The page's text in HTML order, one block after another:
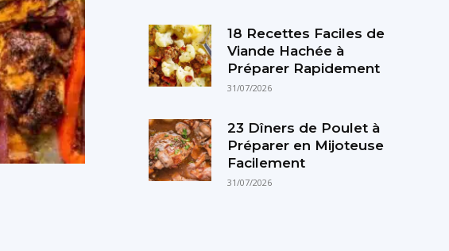
18 Recettes Faciles de
Viande Hachée à
Préparer Rapidement
31/07/2026
23 Dîners de Poulet à
Préparer en Mijoteuse
Facilement
31/07/2026